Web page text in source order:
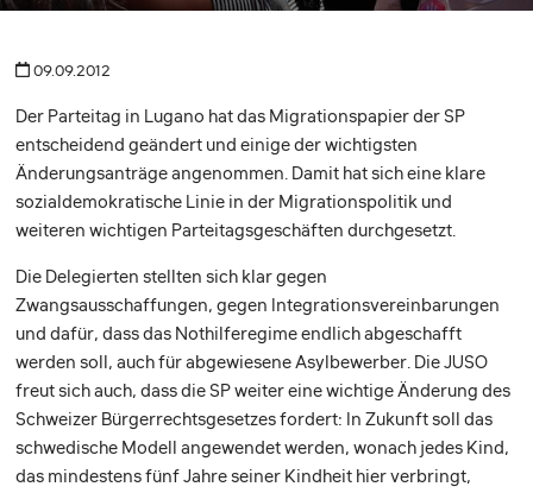
09.09.2012
Der Parteitag in Lugano hat das Migrationspapier der SP
entscheidend geändert und einige der wichtigsten
Änderungsanträge angenommen. Damit hat sich eine klare
sozialdemokratische Linie in der Migrationspolitik und
weiteren wichtigen Parteitagsgeschäften durchgesetzt.
Die Delegierten stellten sich klar gegen
Zwangsausschaffungen, gegen Integrationsvereinbarungen
und dafür, dass das Nothilferegime endlich abgeschafft
werden soll, auch für abgewiesene Asylbewerber. Die JUSO
freut sich auch, dass die SP weiter eine wichtige Änderung des
Schweizer Bürgerrechtsgesetzes fordert: In Zukunft soll das
schwedische Modell angewendet werden, wonach jedes Kind,
das mindestens fünf Jahre seiner Kindheit hier verbringt,